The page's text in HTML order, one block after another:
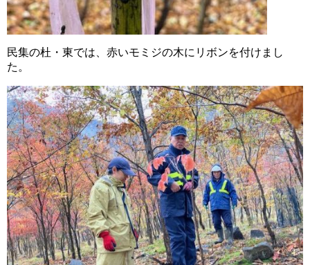
民集の杜・東では、赤いモミジの木にリボンを付けまし
た。